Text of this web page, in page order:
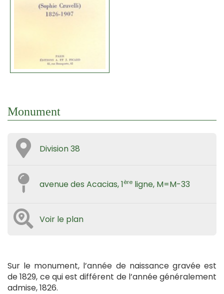
Monument
Division 38
avenue des Acacias, 1ère ligne, M=M-33
Voir le plan
Sur le monument, l’année de naissance gravée est
de 1829, ce qui est différent de l’année généralement
admise, 1826.